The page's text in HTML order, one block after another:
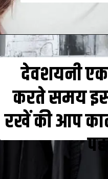
देवशयनी
करते समय इस
रखें की आप